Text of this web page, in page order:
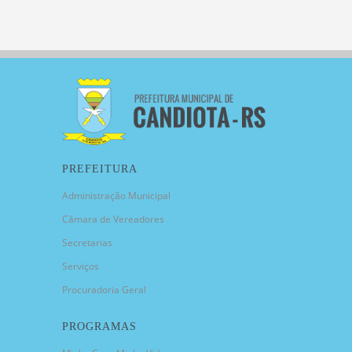
PREFEITURA
Administração Municipal
Câmara de Vereadores
Secretarias
Serviços
Procuradoria Geral
PROGRAMAS